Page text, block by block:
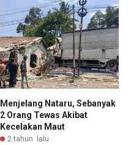
Menjelang Nataru, Sebanyak
2 Orang Tewas Akibat
Kecelakan Maut
2 tahun lalu